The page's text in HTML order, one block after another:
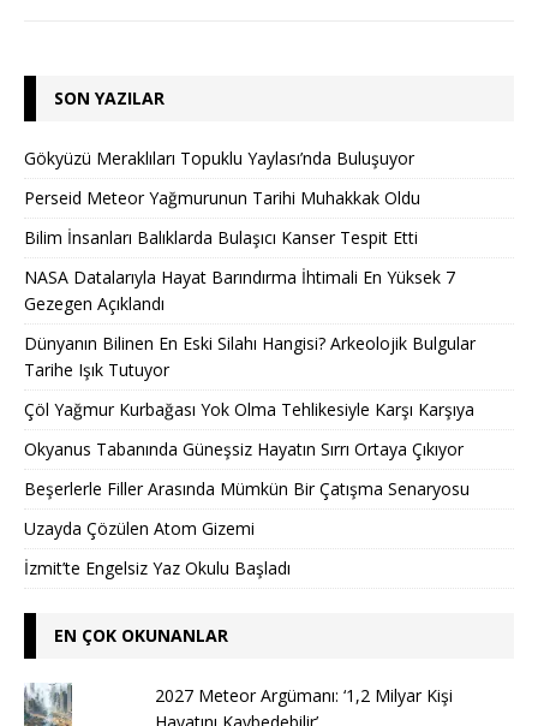
SON YAZILAR
Gökyüzü Meraklıları Topuklu Yaylası’nda Buluşuyor
Perseid Meteor Yağmurunun Tarihi Muhakkak Oldu
Bilim İnsanları Balıklarda Bulaşıcı Kanser Tespit Etti
NASA Datalarıyla Hayat Barındırma İhtimali En Yüksek 7
Gezegen Açıklandı
Dünyanın Bilinen En Eski Silahı Hangisi? Arkeolojik Bulgular
Tarihe Işık Tutuyor
Çöl Yağmur Kurbağası Yok Olma Tehlikesiyle Karşı Karşıya
Okyanus Tabanında Güneşsiz Hayatın Sırrı Ortaya Çıkıyor
Beşerlerle Filler Arasında Mümkün Bir Çatışma Senaryosu
Uzayda Çözülen Atom Gizemi
İzmit’te Engelsiz Yaz Okulu Başladı
EN ÇOK OKUNANLAR
2027 Meteor Argümanı: ‘1,2 Milyar Kişi